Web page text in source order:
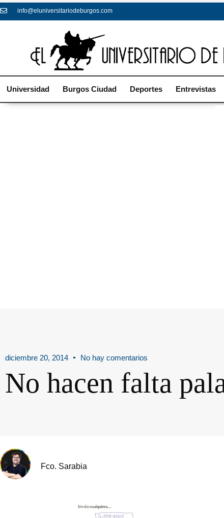
info@eluniversitariodeburgos.com
Universidad Burgos Ciudad Deportes Entrevistas
diciembre 20, 2014 No hay comentarios
No hacen falta
Fco. Sarabia